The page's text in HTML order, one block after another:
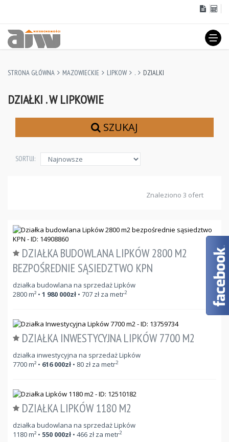
STRONA GŁÓWNA MAZOWIECKIE LIPKOW . DZIALKI
DZIAŁKI . W LIPKOWIE
SZUKAJ
SORTUJ:
Znaleziono 3 ofert
DZIAŁKA BUDOWLANA LIPKÓW 2800 M2
BEZPOŚREDNIE SĄSIEDZTWO KPN
działka budowlana na sprzedaż Lipków
2800m² • 1 980 000zł • 707 zł za metr2
DZIAŁKA INWESTYCYJNA LIPKÓW 7700 M2
działka inwestycyjna na sprzedaż Lipków
7700m² • 616 000zł • 80 zł za metr2
DZIAŁKA LIPKÓW 1180 M2
działka budowlana na sprzedaż Lipków
1180m² • 550 000zł • 466 zł za metr2